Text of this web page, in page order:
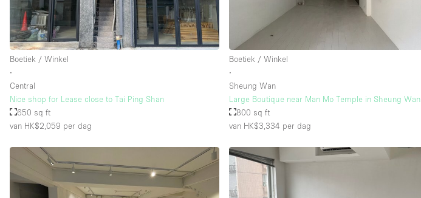
Boetiek / Winkel
∙
Central
Nice shop for Lease close to Tai Ping Shan
650 sq ft
van HK$2,059 per dag
Boetiek / Winkel
∙
Sheung Wan
Large Boutique near Man Mo Temple in Sheung Wan
800 sq ft
van HK$3,334 per dag